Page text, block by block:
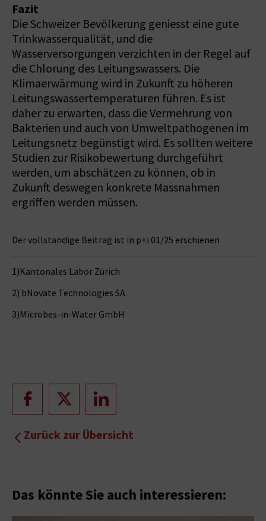
Fazit
Die Schweizer Bevölkerung geniesst eine gute
Trinkwasserqualität, und die
Wasserversorgungen verzichten in der Regel auf
die Chlorung des Leitungswassers. Die
Klimaerwärmung wird in Zukunft zu höheren
Leitungswassertemperaturen führen. Es ist
daher zu erwarten, dass die Vermehrung von
Bakterien und auch von Umweltpathogenen im
Leitungsnetz begünstigt wird. Es sollten weitere
Studien zur Risikobewertung durchgeführt
werden, um abschätzen zu können, ob in
Zukunft deswegen konkrete Massnahmen
ergriffen werden müssen.
Der vollständige Beitrag ist in p+i 01/25 erschienen
1)Kantonales Labor Zürich
2) bNovate Technologies SA
3)Microbes-in-Water GmbH
Zurück zur Übersicht
Das könnte Sie auch interessieren: